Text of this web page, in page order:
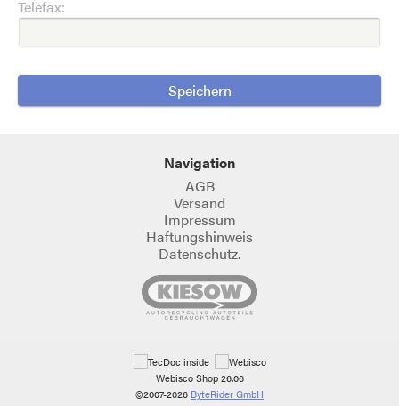
Telefax:
Navigation
AGB
Versand
Impressum
Haftungshinweis
Datenschutz.
Webisco Shop 26.06
©2007-2026 ByteRider GmbH